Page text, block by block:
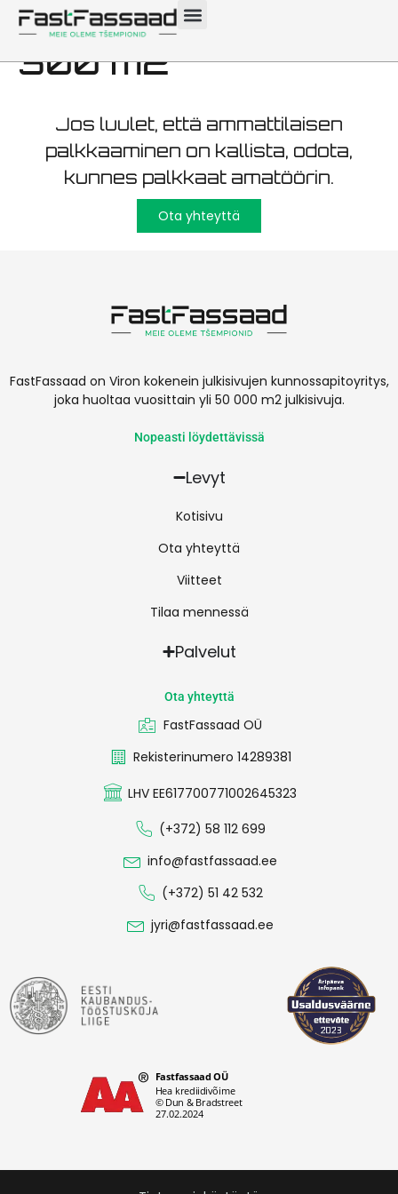
kunnostus Tallinna
300 m2
Jos luulet, että ammattilaisen
palkkaaminen on kallista, odota,
kunnes palkkaat amatöörin.
Ota yhteyttä
FastFassaad on Viron kokenein julkisivujen kunnossapitoyritys,
joka huoltaa vuosittain yli 50 000 m2 julkisivuja.
Nopeasti löydettävissä
Levyt
Kotisivu
Ota yhteyttä
Viitteet
Tilaa mennessä
Palvelut
Ota yhteyttä
FastFassaad OÜ
Rekisterinumero 14289381
LHV EE617700771002645323
(+372) 58 112 699
info@fastfassaad.ee
(+372) 51 42 532
jyri@fastfassaad.ee